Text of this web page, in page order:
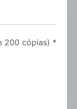
200 cópias) *